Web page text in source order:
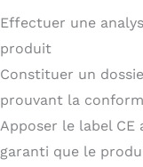
Effectuer une
produit
Constituer un
prouvant la
Apposer le label CE
garanti que le